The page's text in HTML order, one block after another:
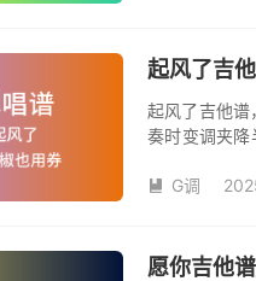
起风了吉
起风了吉他
奏时变调夹降
域部分，原
版，略难一点
 G调
愿你吉他